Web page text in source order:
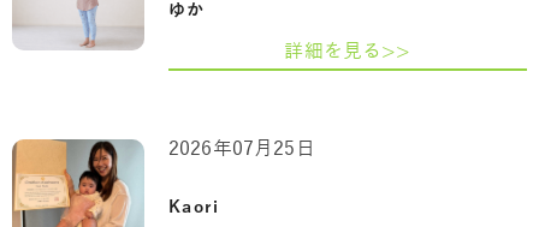
ゆか
詳細を見る>>
Kaori
2026年07月25日